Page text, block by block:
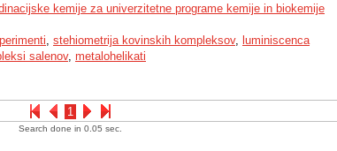
1
kemije za univerzitetne programe kemije in biokemije
, stehiometrija kovinskih kompleksov, luminiscenca
salenov, metalohelikati
Search done in 0.05 sec.